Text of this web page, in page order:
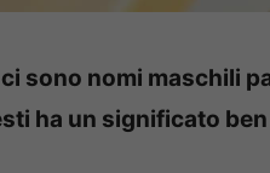
sono nomi maschili
ha un significato